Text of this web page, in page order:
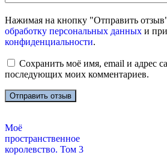
Нажимая на кнопку "Отправить
обработку персональных данных и
конфиденциальности.
Сохранить моё имя, email и адрес
последующих моих комментариев.
Моё
пространственное
королевство. Том 3